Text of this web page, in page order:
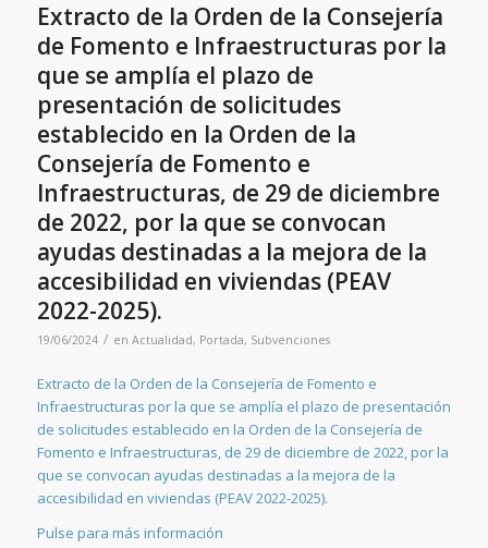
Extracto de la Orden de la Consejería
de Fomento e Infraestructuras por la
que se amplía el plazo de
presentación de solicitudes
establecido en la Orden de la
Consejería de Fomento e
Infraestructuras, de 29 de diciembre
de 2022, por la que se convocan
ayudas destinadas a la mejora de la
accesibilidad en viviendas (PEAV
2022-2025).
19/06/2024 / en Actualidad, Portada, Subvenciones
Extracto de la Orden de la Consejería de Fomento e
Infraestructuras por la que se amplía el plazo de presentación
de solicitudes establecido en la Orden de la Consejería de
Fomento e Infraestructuras, de 29 de diciembre de 2022, por la
que se convocan ayudas destinadas a la mejora de la
accesibilidad en viviendas (PEAV 2022-2025).
Pulse para más información